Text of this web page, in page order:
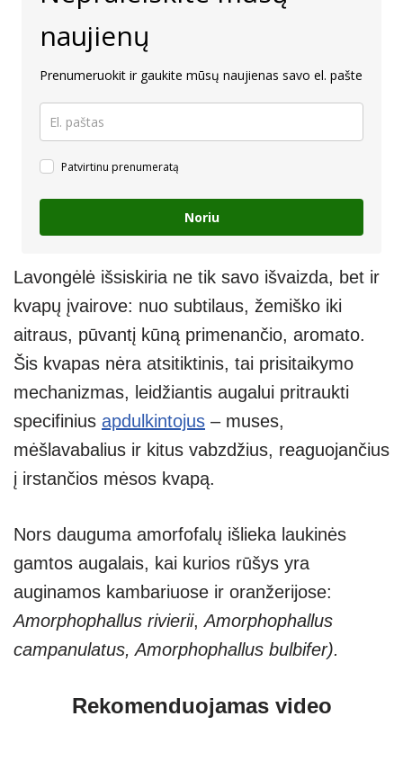
naujienų
Prenumeruokit ir gaukite mūsų naujienas savo el. pašte
Patvirtinu prenumeratą
Noriu
Lavongėlė išsiskiria ne tik savo išvaizda, bet ir
kvapų įvairove: nuo subtilaus, žemiško iki
aitraus, pūvantį kūną primenančio, aromato.
Šis kvapas nėra atsitiktinis, tai prisitaikymo
mechanizmas, leidžiantis augalui pritraukti
specifinius apdulkintojus – muses,
mėšlavabalius ir kitus vabzdžius, reaguojančius
į irstančios mėsos kvapą.
Nors dauguma amorfofalų išlieka laukinės
gamtos augalais, kai kurios rūšys yra
auginamos kambariuose ir oranžerijose:
Amorphophallus rivierii,Amorphophallus
campanulatus, Amorphophallus bulbifer).
Rekomenduojamas video